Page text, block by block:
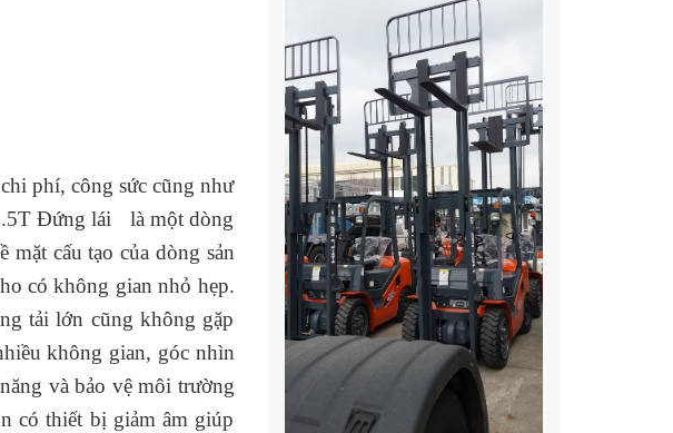
phí, công sức cũng như
Đứng lái là một dòng
cấu tạo của dòng sản
có không gian nhỏ hẹp.
tải lớn cũng không gặp
không gian, góc nhìn
và bảo vệ môi trường
có thiết bị giảm âm giúp